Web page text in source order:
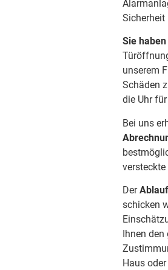
Sicherheit
Sie
unserem
Schäden
die Uhr
Bei uns
Der
schicken
Ihnen den
Haus